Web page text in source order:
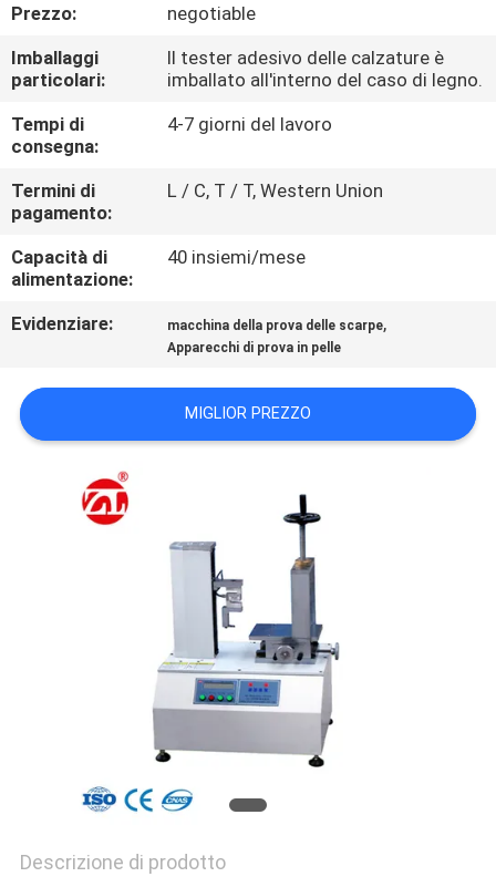
CONTROLLO
DI
QUALITÀ
CONTATTICI
NOTIZIE
RICHIEDA
CITAZIONE
SHOW
Prezzo:
negotiable
Imballaggi
particolari:
Il tester adesivo delle calzature è
imballato all'interno del caso di legno.
Tempi di
consegna:
4-7 giorni del lavoro
Termini di
pagamento:
L / C, T / T, Western Union
Capacità di
alimentazione:
40 insiemi/mese
Evidenziare: macchina della prova delle scarpe,
Apparecchi di prova in pelle
MIGLIOR PREZZO
Descrizione di prodotto